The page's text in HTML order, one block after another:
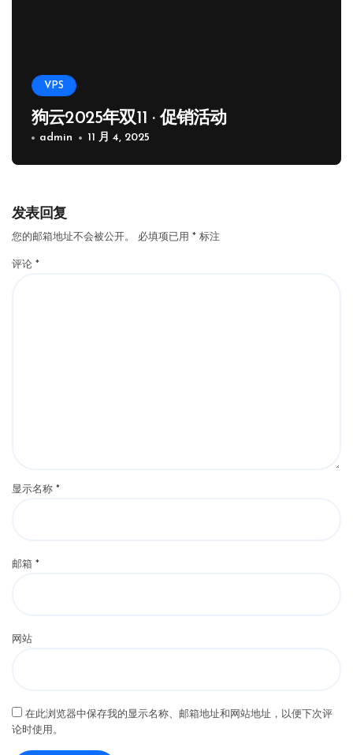
VPS
狗云2025年双11 · 促销活动
admin 11 月 4, 2025
发表回复
您的邮箱地址不会被公开。 必填项已用 * 标注
评论 *
显示名称 *
邮箱 *
网站
在此浏览器中保存我的显示名称、邮箱地址和网站地址，以便下次评
论时使用。